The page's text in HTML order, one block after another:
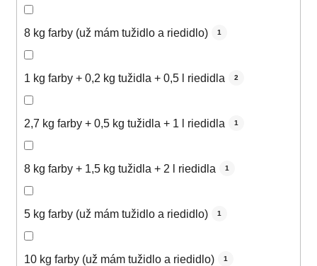
8 kg farby (už mám tužidlo a riedidlo) 1
1 kg farby + 0,2 kg tužidla + 0,5 l riedidla 2
2,7 kg farby + 0,5 kg tužidla + 1 l riedidla 1
8 kg farby + 1,5 kg tužidla + 2 l riedidla 1
5 kg farby (už mám tužidlo a riedidlo) 1
10 kg farby (už mám tužidlo a riedidlo) 1